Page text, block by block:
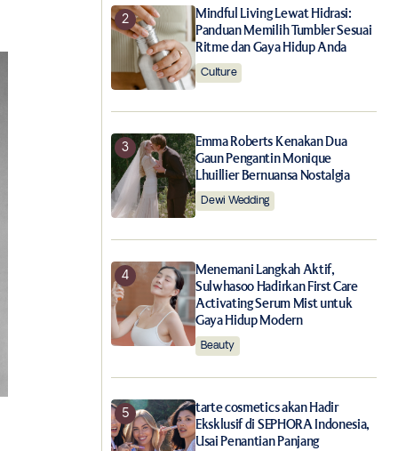
Mindful Living Lewat Hidrasi:
Panduan Memilih Tumbler Sesuai
Ritme dan Gaya Hidup Anda
Culture
Emma Roberts Kenakan Dua
Gaun Pengantin Monique
Lhuillier Bernuansa Nostalgia
Dewi Wedding
Menemani Langkah Aktif,
Sulwhasoo Hadirkan First Care
Activating Serum Mist untuk
Gaya Hidup Modern
Beauty
tarte cosmetics akan Hadir
Eksklusif di SEPHORA Indonesia,
Usai Penantian Panjang